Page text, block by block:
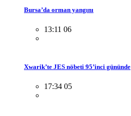
Bursa’da orman yangını
13:11 06
Xwarik’te JES nöbeti 95’inci gününde
17:34 05